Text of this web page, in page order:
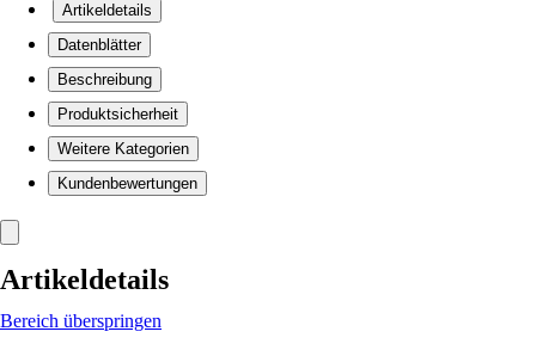
Artikeldetails
Datenblätter
Beschreibung
Produktsicherheit
Weitere Kategorien
Kundenbewertungen
Artikeldetails
Bereich überspringen